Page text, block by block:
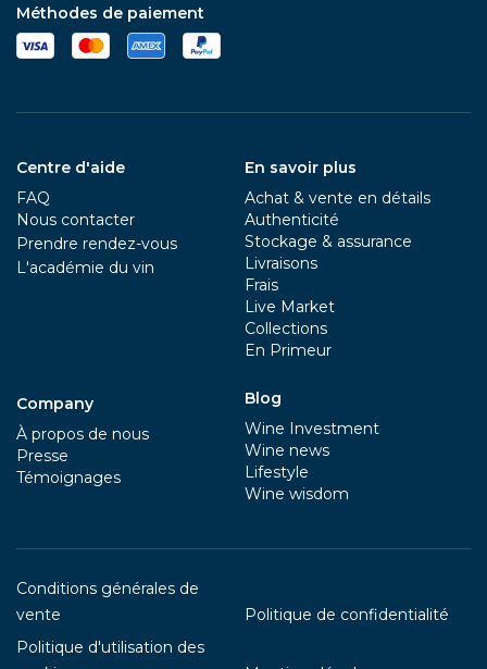
Méthodes de paiement
Centre d'aide
FAQ
Nous contacter
Prendre rendez-vous
L'académie du vin
Company
À propos de nous
Presse
Témoignages
En savoir plus
Achat & vente en détails
Authenticité
Stockage & assurance
Livraisons
Frais
Live Market
Collections
En Primeur
Blog
Wine Investment
Wine news
Lifestyle
Wine wisdom
Conditions générales de
vente
Politique de confidentialité
Politique d'utilisation des